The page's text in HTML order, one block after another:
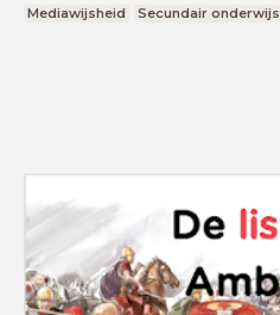
Mediawijsheid Secundair onderwijs